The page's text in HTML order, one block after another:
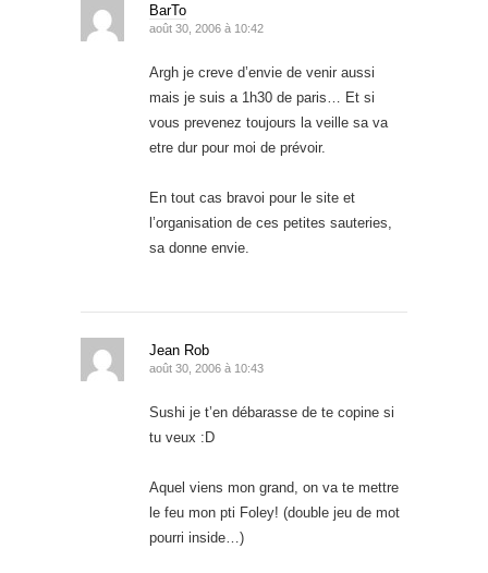
BarTo
août 30, 2006 à 10:42
Argh je creve d’envie de venir aussi
mais je suis a 1h30 de paris… Et si
vous prevenez toujours la veille sa va
etre dur pour moi de prévoir.
En tout cas bravoi pour le site et
l’organisation de ces petites sauteries,
sa donne envie.
Jean Rob
août 30, 2006 à 10:43
Sushi je t’en débarasse de te copine si
tu veux :D
Aquel viens mon grand, on va te mettre
le feu mon pti Foley! (double jeu de mot
pourri inside…)